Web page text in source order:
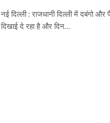
नई दिल्ली : राजधानी दिल्ली में दबंगो और
दिखाई दे रहा है और दिन…